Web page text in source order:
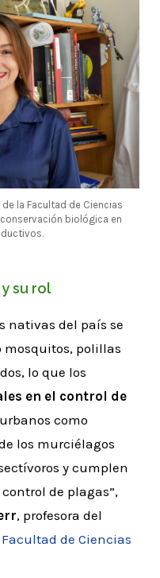
la Facultad de Ciencias
biológica en
su rol
nativas del país se
polillas
lo que los
en el control de
como
los murciélagos
y cumplen
de plagas”,
, profesora del
Facultad de Ciencias